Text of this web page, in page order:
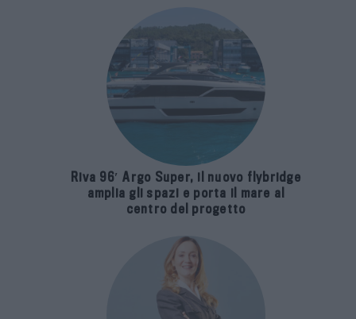
Riva 96′ Argo Super, il nuovo flybridge
amplia gli spazi e porta il mare al
centro del progetto